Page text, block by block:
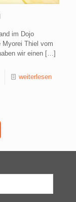
im Dojo
Myorei Thiel vom
wir einen […]
weiterlesen